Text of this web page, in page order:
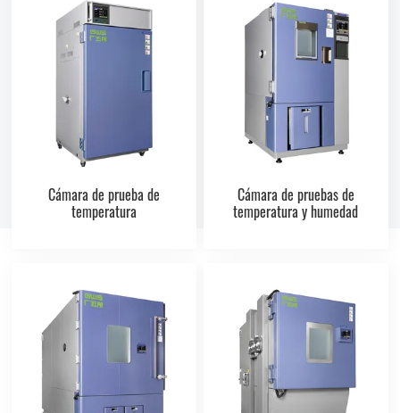
Cámara de prueba de
temperatura
Cámara de pruebas de
temperatura y humedad